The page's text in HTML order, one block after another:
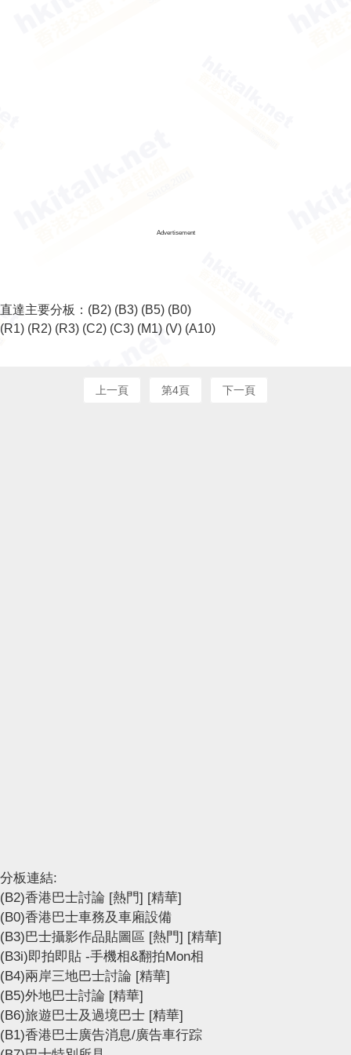
Advertisement
直達主要分板： (B2) (B3) (B5) (B0)
(R1) (R2) (R3) (C2) (C3) (M1) (V) (A10)
上一頁 第4頁 下一頁
分板連結:
(B2)香港巴士討論 [熱門] [精華]
(B0)香港巴士車務及車廂設備
(B3)巴士攝影作品貼圖區 [熱門] [精華]
(B3i)即拍即貼 -手機相&翻拍Mon相
(B4)兩岸三地巴士討論 [精華]
(B5)外地巴士討論 [精華]
(B6)旅遊巴士及過境巴士 [精華]
(B1)香港巴士廣告消息/廣告車行踪